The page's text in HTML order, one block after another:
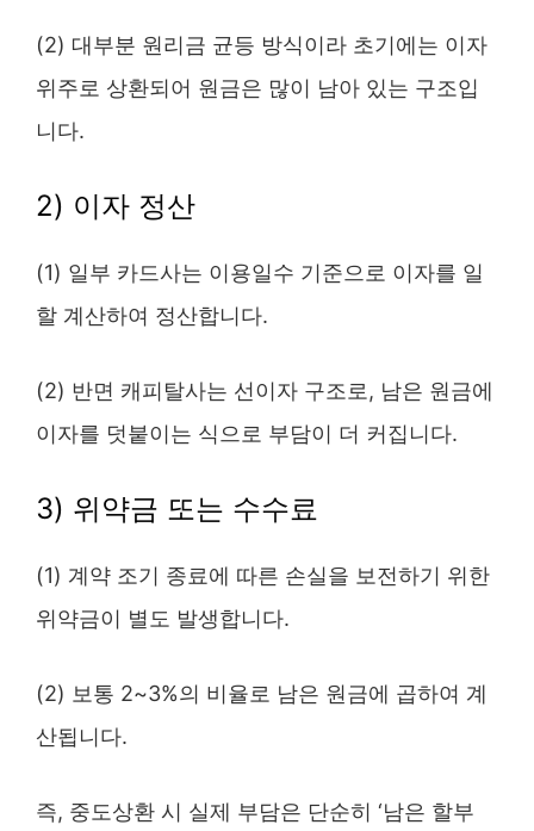
(2) 대부분 원리금 균등 방식이라 초기에는 이자
위주로 상환되어 원금은 많이 남아 있는 구조입
니다.
2) 이자 정산
(1) 일부 카드사는 이용일수 기준으로 이자를 일
할 계산하여 정산합니다.
(2) 반면 캐피탈사는 선이자 구조로, 남은 원금에
이자를 덧붙이는 식으로 부담이 더 커집니다.
3) 위약금 또는 수수료
(1) 계약 조기 종료에 따른 손실을 보전하기 위한
위약금이 별도 발생합니다.
(2) 보통 2~3%의 비율로 남은 원금에 곱하여 계
산됩니다.
즉, 중도상환 시 실제 부담은 단순히 ‘남은 할부